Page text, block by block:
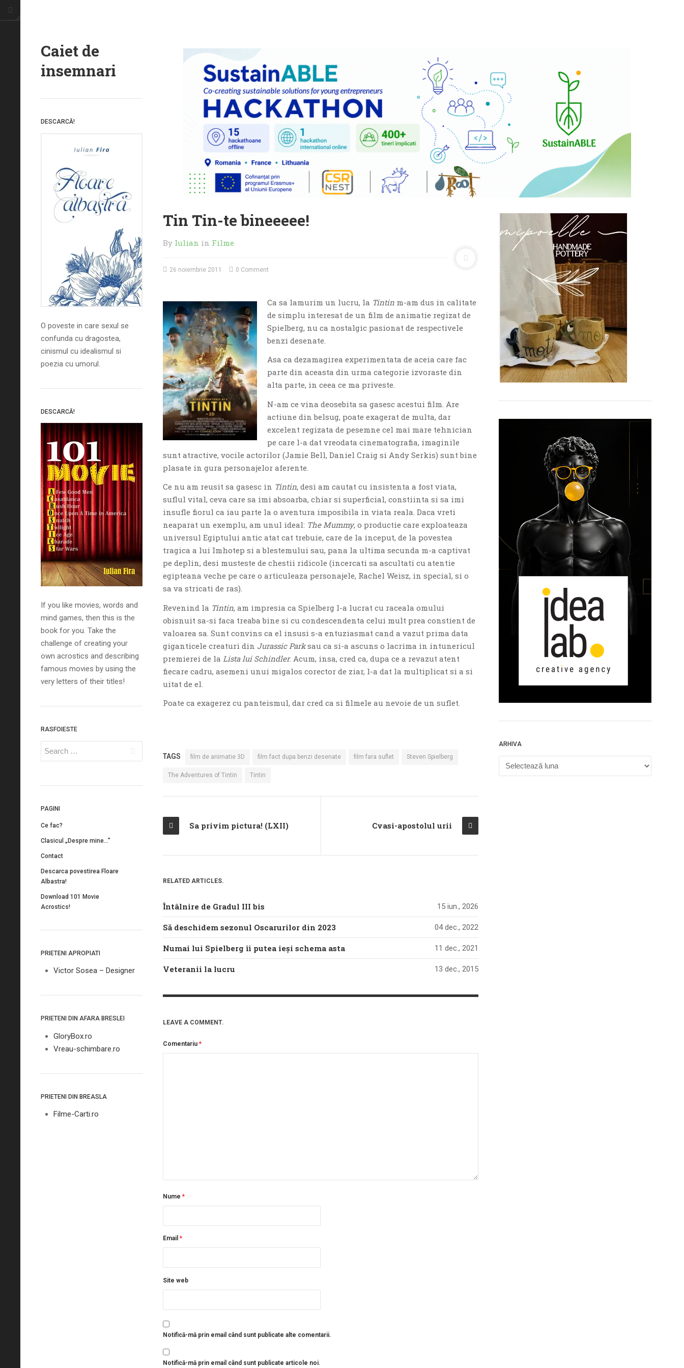
Caiet de
insemnari
DESCARCĂ!
O poveste in care sexul se
confunda cu dragostea,
cinismul cu idealismul si
poezia cu umorul.
DESCARCĂ!
If you like movies, words and
mind games, then this is the
book for you. Take the
challenge of creating your
own acrostics and describing
famous movies by using the
very letters of their titles!
RASFOIESTE
PAGINI
Ce fac?
Clasicul „Despre mine…”
Contact
Descarca povestirea Floare
Albastra!
Download 101 Movie
Acrostics!
PRIETENI APROPIATI
Victor Sosea – Designer
PRIETENI DIN AFARA BRESLEI
GloryBox.ro
Vreau-schimbare.ro
PRIETENI DIN BREASLA
Filme-Carti.ro
Tin Tin-te bineeeee!
By Iulian in Filme
26 noiembrie 2011 0 Comment
Ca sa lamurim un lucru, la Tintin m-am dus in calitate
de simplu interesat de un film de animatie regizat de
Spielberg, nu ca nostalgic pasionat de respectivele
benzi desenate.
Asa ca dezamagirea experimentata de aceia care fac
parte din aceasta din urma categorie izvoraste din
alta parte, in ceea ce ma priveste.
N-am ce vina deosebita sa gasesc acestui film. Are
actiune din belsug, poate exagerat de multa, dar
excelent regizata de pesemne cel mai mare tehnician
pe care l-a dat vreodata cinematografia, imaginile
sunt atractive, vocile actorilor (Jamie Bell, Daniel Craig si Andy Serkis) sunt bine
plasate in gura personajelor aferente.
Ce nu am reusit sa gasesc in Tintin, desi am cautat cu insistenta a fost viata,
suflul vital, ceva care sa imi absoarba, chiar si superficial, constiinta si sa imi
insufle fiorul ca iau parte la o aventura imposibila in viata reala. Daca vreti
neaparat un exemplu, am unul ideal: The Mummy, o productie care exploateaza
universul Egiptului antic atat cat trebuie, care de la inceput, de la povestea
tragica a lui Imhotep si a blestemului sau, pana la ultima secunda m-a captivat
pe deplin, desi musteste de chestii ridicole (incercati sa ascultati cu atentie
egipteana veche pe care o articuleaza personajele, Rachel Weisz, in special, si o
sa va stricati de ras).
Revenind la Tintin, am impresia ca Spielberg l-a lucrat cu raceala omului
obisnuit sa-si faca treaba bine si cu condescendenta celui mult prea constient de
valoarea sa. Sunt convins ca el insusi s-a entuziasmat cand a vazut prima data
giganticele creaturi din Jurassic Parksau ca si-a ascuns o lacrima in intunericul
premierei de la Lista lui Schindler. Acum, insa, cred ca, dupa ce a revazut atent
fiecare cadru, asemeni unui migalos corector de ziar, l-a dat la multiplicat si a si
uitat de el.
Poate ca exagerez cu panteismul, dar cred ca si filmele au nevoie de un suflet.
TAGS film de animatie 3D film fact dupa benzi desenate film fara suflet Steven Spielberg
The Adventures of Tintin Tintin
Sa privim pictura! (LXII) Cvasi-apostolul urii
RELATED ARTICLES.
Întâlnire de Gradul III bis 15 iun., 2026
Să deschidem sezonul Oscarurilor din 2023 04 dec., 2022
Numai lui Spielberg îi putea ieși schema asta 11 dec., 2021
Veteranii la lucru 13 dec., 2015
LEAVE A COMMENT.
Comentariu *
Nume *
Email *
Site web
Notifică-mă prin email când sunt publicate alte comentarii.
Notifică-mă prin email când sunt publicate articole noi.
ARHIVA
Arhiva